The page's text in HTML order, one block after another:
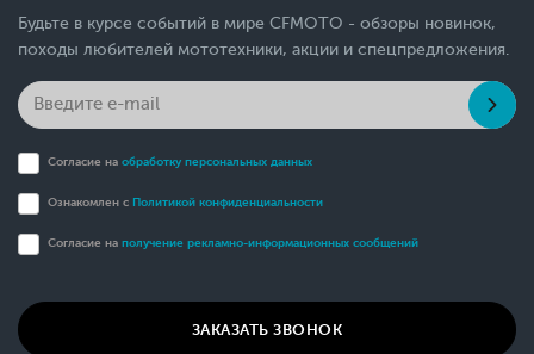
Будьте в курсе событий в мире CFMOTO - обзоры новинок,
походы любителей мототехники, акции и спецпредложения.
Согласие на обработку персональных данных
Ознакомлен с Политикой конфиденциальности
Согласие на получение рекламно-информационных сообщений
ЗАКАЗАТЬ ЗВОНОК